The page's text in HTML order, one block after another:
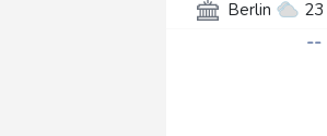
Berlin 23
Frankfurt am--